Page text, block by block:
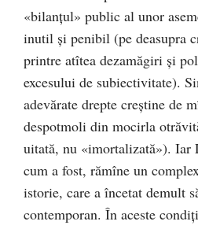
«bilanţul» public al unor
inutil şi penibil (pe deasupra
printre atîtea dezamăgiri şi
excesului de subiectivitate).
adevărate drepte creştine de
despotmoli din mocirla
uitată, nu «imortalizată»). Iar
cum a fost, rămîne un
istorie, care a încetat demult
contemporan. În aceste